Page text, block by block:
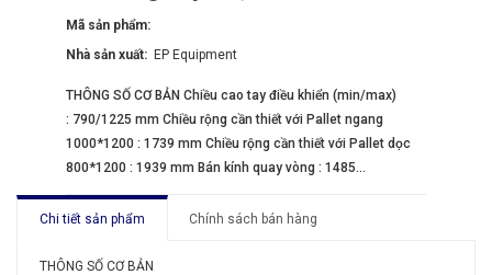
Mã sản phẩm:
Nhà sản xuất: EP Equipment
THÔNG SỐ CƠ BẢN Chiều cao tay điều khiển (min/max)
: 790/1225 mm Chiều rộng cần thiết với Pallet ngang
1000*1200 : 1739 mm Chiều rộng cần thiết với Pallet dọc
800*1200 : 1939 mm Bán kính quay vòng : 1485...
Chi tiết sản phẩm Chính sách bán hàng
THÔNG SỐ CƠ BẢN